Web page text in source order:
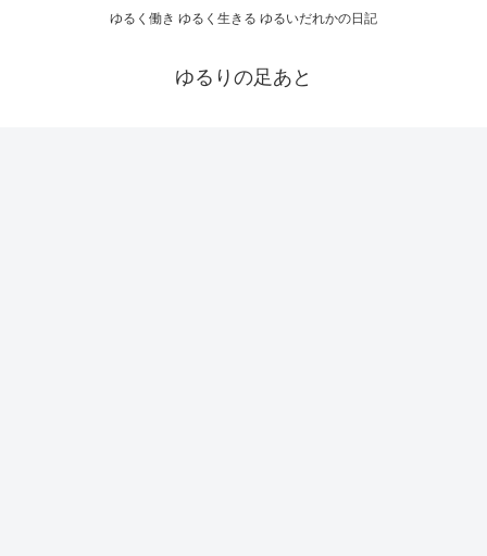
ゆるく働き ゆるく生きる ゆるいだれかの日記
ゆるりの足あと